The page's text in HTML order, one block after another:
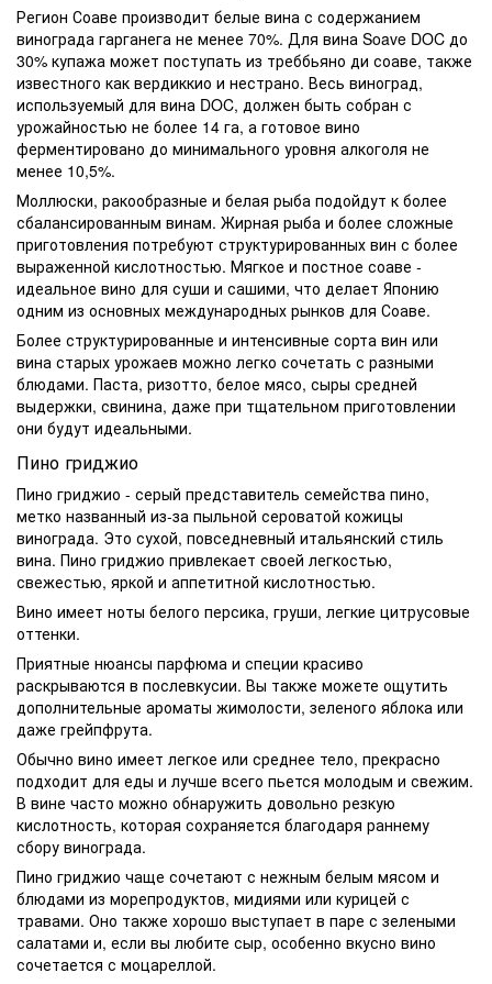
Регион Соаве производит белые вина с содержанием
винограда гарганега не менее 70%. Для вина Soave DOC до
30% купажа может поступать из треббьяно ди соаве, также
известного как вердиккио и нестрано. Весь виноград,
используемый для вина DOC, должен быть собран с
урожайностью не более 14 га, а готовое вино
ферментировано до минимального уровня алкоголя не
менее 10,5%.
Моллюски, ракообразные и белая рыба подойдут к более
сбалансированным винам. Жирная рыба и более сложные
приготовления потребуют структурированных вин с более
выраженной кислотностью. Мягкое и постное соаве -
идеальное вино для суши и сашими, что делает Японию
одним из основных международных рынков для Соаве.
Более структурированные и интенсивные сорта вин или
вина старых урожаев можно легко сочетать с разными
блюдами. Паста, ризотто, белое мясо, сыры средней
выдержки, свинина, даже при тщательном приготовлении
они будут идеальными.
Пино гриджио
Пино гриджио - серый представитель семейства пино,
метко названный из-за пыльной сероватой кожицы
винограда. Это сухой, повседневный итальянский стиль
вина. Пино гриджио привлекает своей легкостью,
свежестью, яркой и аппетитной кислотностью.
Вино имеет ноты белого персика, груши, легкие цитрусовые
оттенки.
Приятные нюансы парфюма и специи красиво
раскрываются в послевкусии. Вы также можете ощутить
дополнительные ароматы жимолости, зеленого яблока или
даже грейпфрута.
Обычно вино имеет легкое или среднее тело, прекрасно
подходит для еды и лучше всего пьется молодым и свежим.
В вине часто можно обнаружить довольно резкую
кислотность, которая сохраняется благодаря раннему
сбору винограда.
Пино гриджио чаще сочетают с нежным белым мясом и
блюдами из морепродуктов, мидиями или курицей с
травами. Оно также хорошо выступает в паре с зелеными
салатами и, если вы любите сыр, особенно вкусно вино
сочетается с моцареллой.